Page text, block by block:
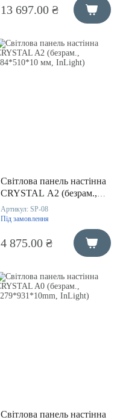
13 697.00 ₴
Світлова панель настінна
CRYSTAL A2 (безрам.,
684*510*10 мм, InLight)
Артикул: SP-08
Під замовлення
4 875.00 ₴
Світлова панель настінна